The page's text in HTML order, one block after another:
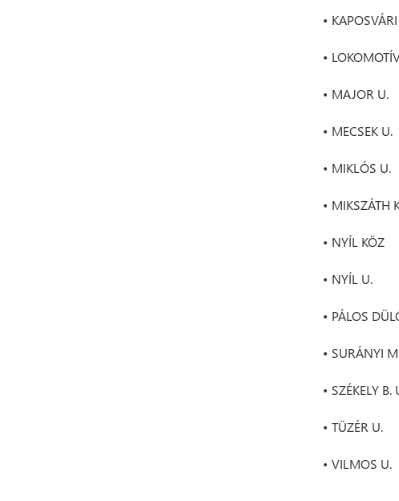
•
•
• MAJOR U.
• MECSEK U.
• MIKLÓS U.
• MIKSZÁTH
• NYÍL KÖZ
• NYÍL U.
• PÁLOS
• SURÁNYI
• SZÉKELY B.
• TÜZÉR U.
• VILMOS U.